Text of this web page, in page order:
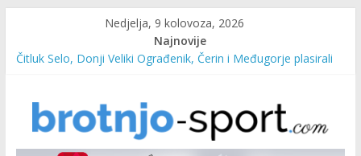
Nedjelja, 9 kolovoza, 2026
Najnovije
Čitluk Selo, Donji Veliki Ograđenik, Čerin i Međugorje plasirali
Marin Čilić napredovao na ATP ljestvici
Poznati polufinalisti MNL MZ općine Čitluk – Brotnjo 2026.
Predsjednica Vlade Marija Buhač, ministar Ivo Bevanda i